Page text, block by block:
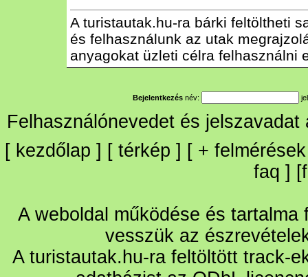
A turistautak.hu-ra bárki feltöltheti
és felhasználunk az utak
anyagokat üzleti célra felhasználni
Bejelentkezés név:
Felhasználónevedet és
[ kezdőlap ] [ térkép ] [ + felmérések
faq ] [
A weboldal működése és
vesszük az
A turistautak.hu-ra feltöltött track-